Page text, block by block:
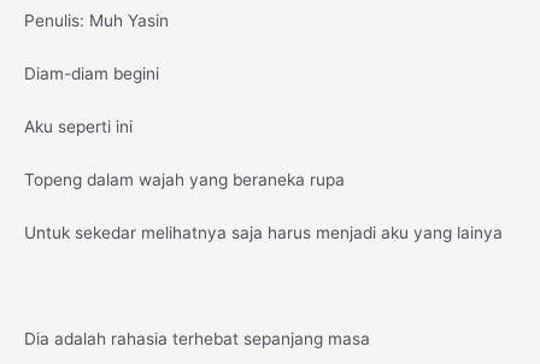
Penulis: Muh Yasin
Diam-diam begini
Aku seperti ini
Topeng dalam wajah yang beraneka rupa
Untuk sekedar melihatnya saja harus menjadi aku yang lainya
Dia adalah rahasia terhebat sepanjang masa